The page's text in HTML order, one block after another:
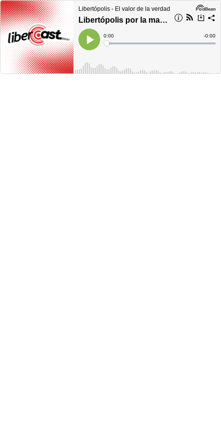
Libertópolis - El valor de la verdad
Libertópolis por la mañana, viernes 24 de marzo de 2023
Play
Current
Time
0:00
Loaded:
Time
-0:00